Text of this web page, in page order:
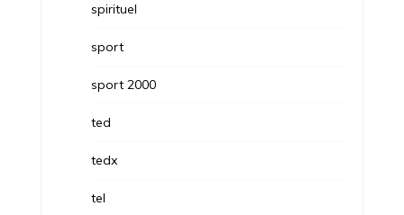
spirituel
sport
sport 2000
ted
tedx
tel